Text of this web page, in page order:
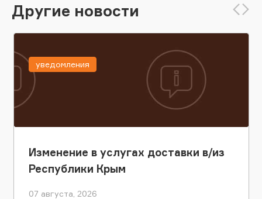
Другие новости
Изменение в услугах доставки в/из
Республики Крым
07 августа, 2026
уведомления